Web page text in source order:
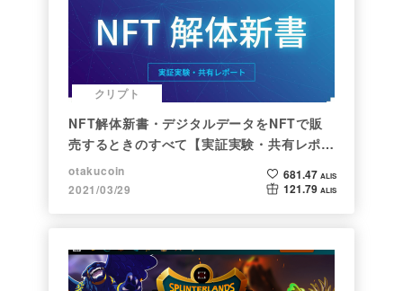
クリプト
NFT解体新書・デジタルデータをNFTで販
売するときのすべて【実証実験・共有レポー
ト】
otakucoin
2021/03/29
681.47 ALIS
121.79 ALIS